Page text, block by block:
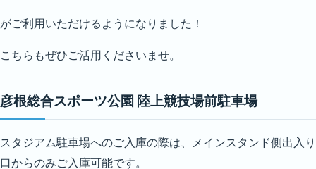
がご利用いただけるようになりました！
こちらもぜひご活用くださいませ。
彦根総合スポーツ公園 陸上競技場前駐車場
スタジアム駐車場へのご入庫の際は、メインスタンド側出入り
口からのみご入庫可能です。